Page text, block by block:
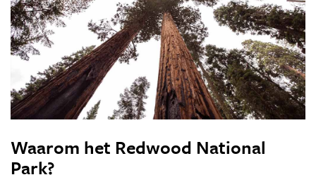
Waarom het Redwood National
Park?